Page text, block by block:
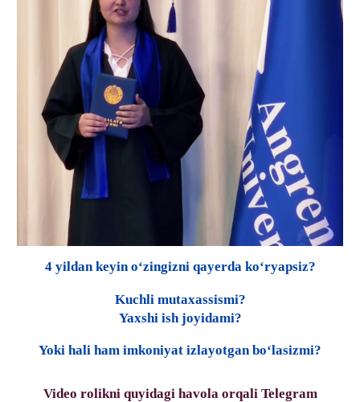
4 yildan keyin o‘zingizni qayerda ko‘ryapsiz?
Kuchli mutaxassismi?
Yaxshi ish joyidami?
Yoki hali ham imkoniyat izlayotgan bo‘lasizmi?
Video rolikni quyidagi havola orqali Telegram